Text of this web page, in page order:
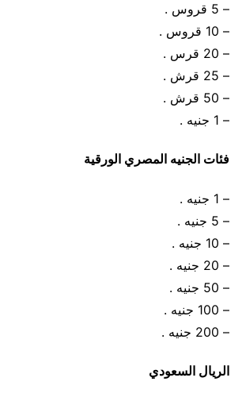
– 5 قروس .
– 10 قروس .
– 20 قرس .
– 25 قرش .
– 50 قرش .
– 1 جنيه .
فئات الجنيه المصري الورقية
– 1 جنيه .
– 5 جنيه .
– 10 جنيه .
– 20 جنيه .
– 50 جنيه .
– 100 جنيه .
– 200 جنيه .
الريال السعودي